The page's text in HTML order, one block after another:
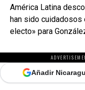
América Latina
han sido cuidadosos
electo» para
Añadir